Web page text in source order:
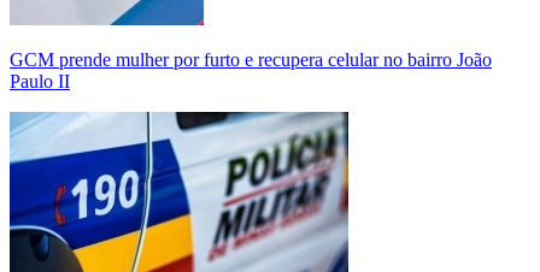
GCM prende mulher por furto e recupera celular no bairro João
Paulo II